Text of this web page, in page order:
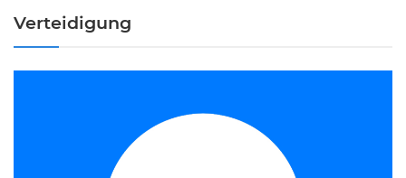
Verteidigung